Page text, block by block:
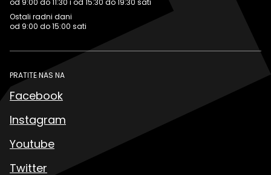
od 9:00 do 11:30 i od 15:30 do 19:30 sati
Ostali radni dani
od 9:00 do 15:00 sati
PRATITE NAS NA
Facebook
Instagram
Youtube
Twitter